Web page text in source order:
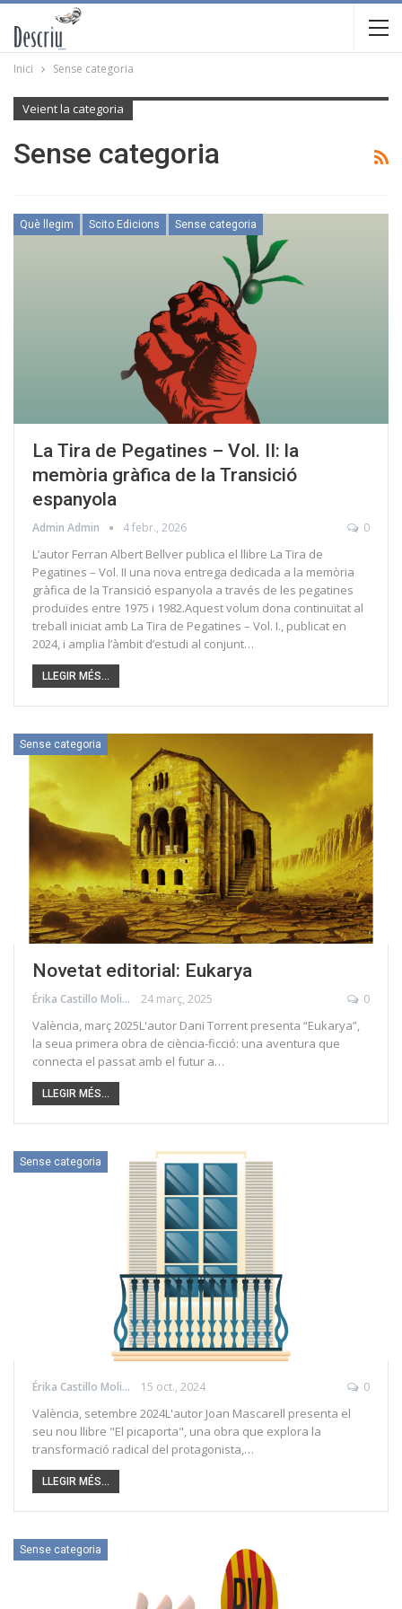
Inici Sense categoria
Veient la categoria
Sense categoria
Què llegim Scito Edicions Sense categoria
La Tira de Pegatines – Vol. II: la
memòria gràfica de la Transició
espanyola
Admin Admin 4 febr., 2026 0
L’autor Ferran Albert Bellver publica el llibre La Tira de
Pegatines – Vol. II una nova entrega dedicada a la memòria
gràfica de la Transició espanyola a través de les pegatines
produïdes entre 1975 i 1982.Aquest volum dona continuïtat al
treball iniciat amb La Tira de Pegatines – Vol. I., publicat en
2024, i amplia l’àmbit d’estudi al conjunt…
LLEGIR MÉS...
Sense categoria
Novetat editorial: Eukarya
Érika Castillo Molina 24 març, 2025 0
València, març 2025L'autor Dani Torrent presenta “Eukarya”,
la seua primera obra de ciència-ficció: una aventura que
connecta el passat amb el futur a…
LLEGIR MÉS...
Sense categoria
Érika Castillo Molina 15 oct., 2024 0
València, setembre 2024L'autor Joan Mascarell presenta el
seu nou llibre "El picaporta", una obra que explora la
transformació radical del protagonista,…
LLEGIR MÉS...
Sense categoria